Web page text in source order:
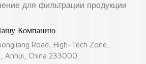
для фильтрации продукции
Компанию
Road, High-Tech Zone,
Anhui, China 233000